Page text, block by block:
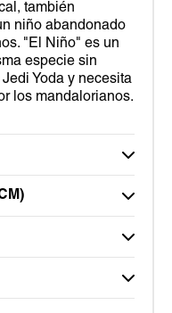
también
niño abandonado
"El Niño" es un
especie sin
Yoda y necesita
los mandalorianos.